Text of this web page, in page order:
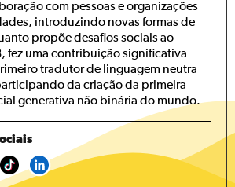
com pessoas e organizações
introduzindo novas formas de
propõe desafios sociais ao
fez uma contribuição significativa
tradutor de linguagem neutra
da criação da primeira
generativa não binária do mundo.